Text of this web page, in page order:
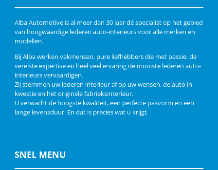
Alba Automotive is al meer dan 30 jaar dé specialist op het gebied
van hoogwaardige lederen auto-interieurs voor alle merken en
modellen.
Bij Alba werken vakmensen, pure liefhebbers die met passie, de
vereiste expertise en heel veel ervaring de mooiste lederen auto-
interieurs vervaardigen.
Zij stemmen uw lederen interieur af op uw wensen, de auto in
kwestie en het originele fabrieksinterieur.
U verwacht de hoogste kwaliteit, een perfecte pasvorm en een
lange levensduur. En dat is precies wat u krijgt.
SNEL MENU